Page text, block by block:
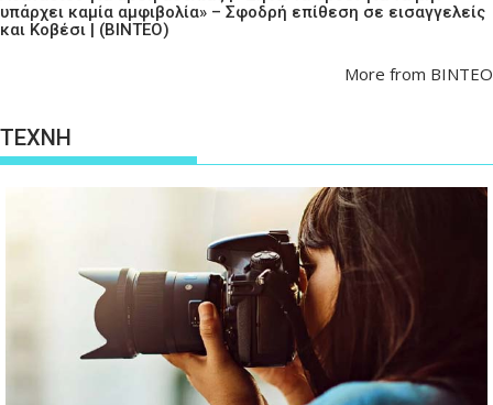
υπάρχει καμία αμφιβολία» – Σφοδρή επίθεση σε εισαγγελείς
και Κοβέσι | (ΒΙΝΤΕΟ)
More from ΒΙΝΤΕΟ
ΤΕΧΝΗ